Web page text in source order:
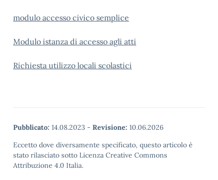
modulo accesso civico semplice
Modulo istanza di accesso agli atti
Richiesta utilizzo locali scolastici
Pubblicato: 14.08.2023 - Revisione: 10.06.2026
Eccetto dove diversamente specificato, questo articolo è
stato rilasciato sotto Licenza Creative Commons
Attribuzione 4.0 Italia.